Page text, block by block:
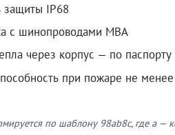
защиты IP68
с шинопроводами МВА
через корпус — по паспорту
при пожаре не
по шаблону 98ab8c, где a —